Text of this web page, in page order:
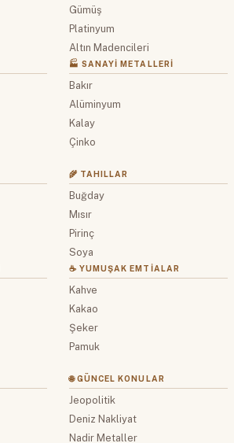
Gümüş
Platinyum
Altın Madencileri
🏭 SANAYI METALLERI
Bakır
Alüminyum
Kalay
Çinko
🌾 TAHILLAR
Buğday
Mısır
Pirinç
Soya
☕ YUMUŞAK EMTIALAR
Kahve
Kakao
Şeker
Pamuk
🌐 GÜNCEL KONULAR
Jeopolitik
Deniz Nakliyat
Nadir Metaller